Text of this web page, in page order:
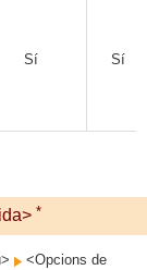
Sí Sí
*
<Opcions de